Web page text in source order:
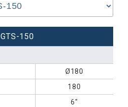
GTS-150
Ø180
180
6"